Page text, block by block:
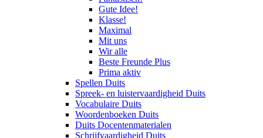
Gute Idee!
Klasse!
Maximal
Mit uns
Wir alle
Beste Freunde Plus
Prima aktiv
Spellen Duits
Spreek- en luistervaardigheid Duits
Vocabulaire Duits
Woordenboeken Duits
Duits Docentenmaterialen
Schrijfvaardigheid Duits